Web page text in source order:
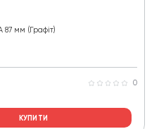
87 мм (Графіт)
0
КУПИТИ